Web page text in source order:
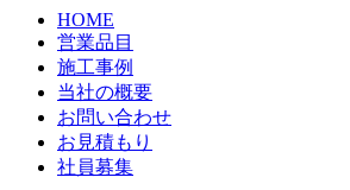
HOME
営業品目
施工事例
当社の概要
お問い合わせ
お見積もり
社員募集